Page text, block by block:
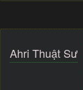
Ahri Thuật Sư